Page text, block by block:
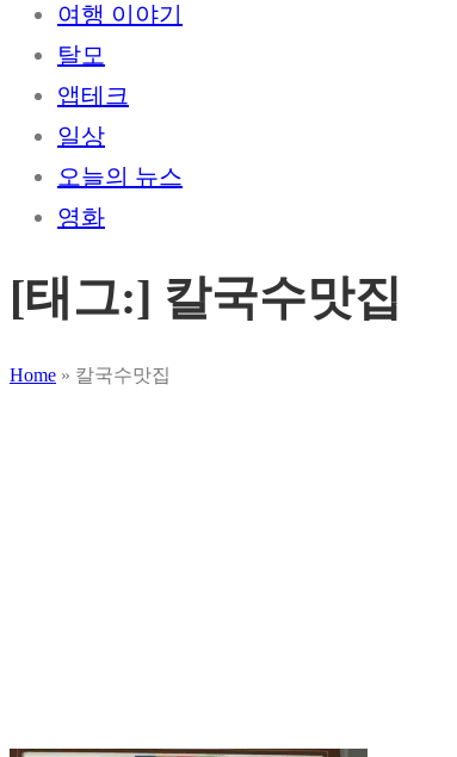
여행 이야기
탈모
앱테크
일상
오늘의 뉴스
영화
[태그:] 칼국수맛집
Home » 칼국수맛집